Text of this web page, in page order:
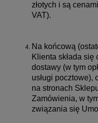
złotych i są
VAT).
Na końcową
Klienta składa
dostawy (w tym
usługi pocztowe),
na stronach
Zamówienia, w
związania się